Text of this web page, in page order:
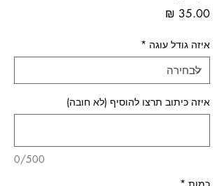
איזה גודל עוגה *
איזה כיתוב תרצו להוסיף (לא חובה)
0/500